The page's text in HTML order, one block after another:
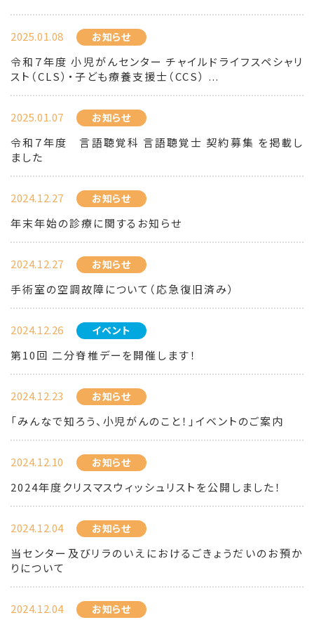
2025.01.08 お知らせ
令和７年度 小児がんセンター チャイルドライフスペシャリ
スト（CLS）・子ども療養支援士（CCS） ...
2025.01.07 お知らせ
令和７年度 言語聴覚科 言語聴覚士 契約募集 を掲載し
ました
2024.12.27 お知らせ
年末年始の診療に関するお知らせ
2024.12.27 お知らせ
手術室の空調故障について（応急復旧済み）
2024.12.26 イベント
第10回 二分脊椎デーを開催します！
2024.12.23 お知らせ
「みんなで知ろう、小児がんのこと！」イベントのご案内
2024.12.10 お知らせ
2024年度クリスマスウィッシュリストを公開しました！
2024.12.04 お知らせ
当センター及びリラのいえにおけるごきょうだいのお預か
りについて
2024.12.04 お知らせ